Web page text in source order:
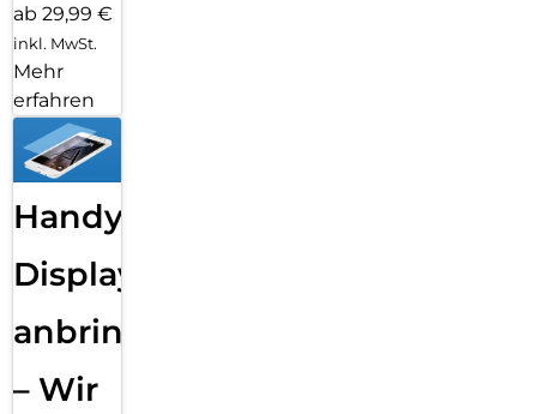
ab 29,99 €
inkl. MwSt.
Mehr
erfahren
Handy
Displayfolie
anbringen
– Wir